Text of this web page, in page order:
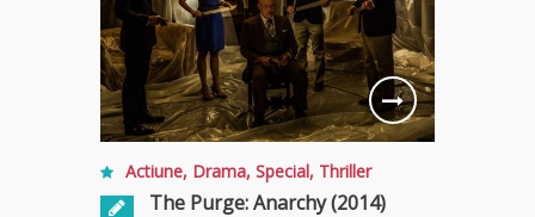
Actiune, Drama, Special, Thriller
The Purge: Anarchy (2014)